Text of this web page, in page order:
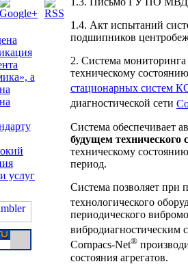
1.4. Акт испытаний
подшипников
2. Система
техническому
стационарных
диагностической сети
Система обеспечивает
будущем технического
техническому
период.
Система позволяет при
технологического
периодического
вибродиагностическим
Cornpacs-Net®
состояния агрегатов.